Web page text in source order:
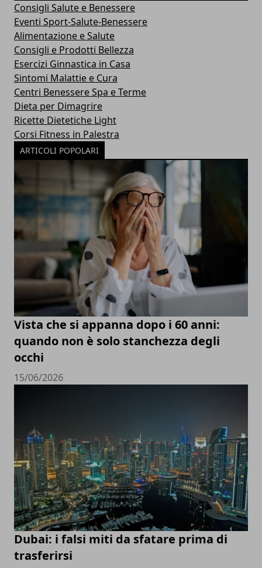
Consigli Salute e Benessere
Eventi Sport-Salute-Benessere
Alimentazione e Salute
Consigli e Prodotti Bellezza
Esercizi Ginnastica in Casa
Sintomi Malattie e Cura
Centri Benessere Spa e Terme
Dieta per Dimagrire
Ricette Dietetiche Light
Corsi Fitness in Palestra
ARTICOLI POPOLARI
Vista che si appanna dopo i 60 anni:
quando non è solo stanchezza degli
occhi
15/06/2026
Dubai: i falsi miti da sfatare prima di
trasferirsi